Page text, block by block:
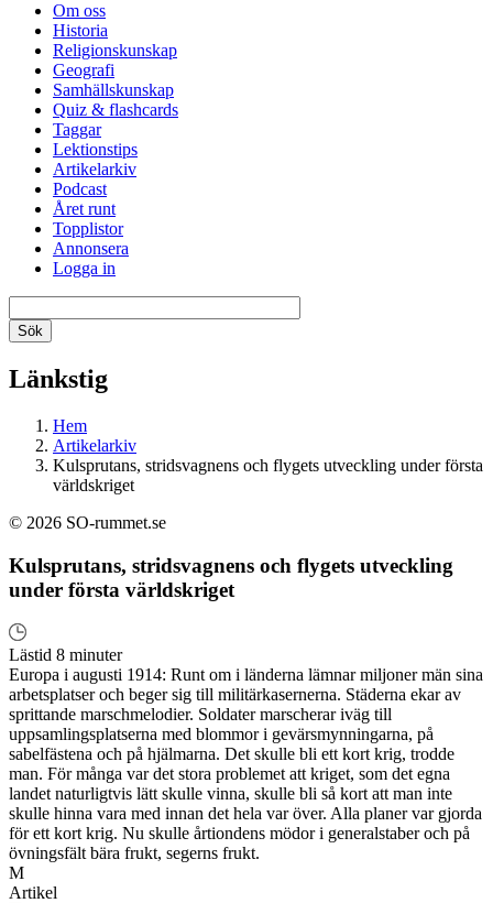
Om oss
Historia
Religionskunskap
Geografi
Samhällskunskap
Quiz & flashcards
Taggar
Lektionstips
Artikelarkiv
Podcast
Året runt
Topplistor
Annonsera
Logga in
Länkstig
Hem
Artikelarkiv
Kulsprutans, stridsvagnens och flygets utveckling under första
världskriget
© 2026 SO-rummet.se
Kulsprutans, stridsvagnens och flygets utveckling
under första världskriget
Lästid 8 minuter
Europa i augusti 1914: Runt om i länderna lämnar miljoner män sina
arbetsplatser och beger sig till militärkasernerna. Städerna ekar av
sprittande marschmelodier. Soldater marscherar iväg till
uppsamlingsplatserna med blommor i gevärsmynningarna, på
sabelfästena och på hjälmarna. Det skulle bli ett kort krig, trodde
man. För många var det stora problemet att kriget, som det egna
landet naturligtvis lätt skulle vinna, skulle bli så kort att man inte
skulle hinna vara med innan det hela var över. Alla planer var gjorda
för ett kort krig. Nu skulle årtiondens mödor i generalstaber och på
övningsfält bära frukt, segerns frukt.
M
Artikel